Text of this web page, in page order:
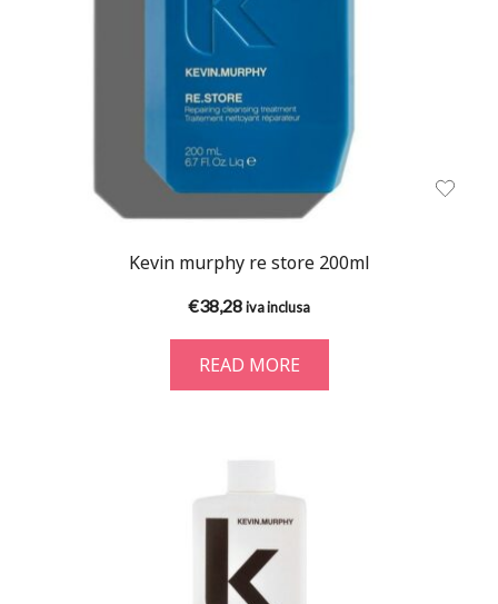
Kevin murphy re store 200ml
€38,28iva inclusa
READ MORE